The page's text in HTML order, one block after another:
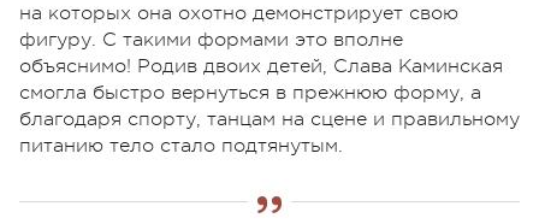
на которых она охотно демонстрирует свою
фигуру. С такими формами это вполне
объяснимо! Родив двоих детей, Слава Каминская
смогла быстро вернуться в прежнюю форму, а
благодаря спорту, танцам на сцене и правильному
питанию тело стало подтянутым.